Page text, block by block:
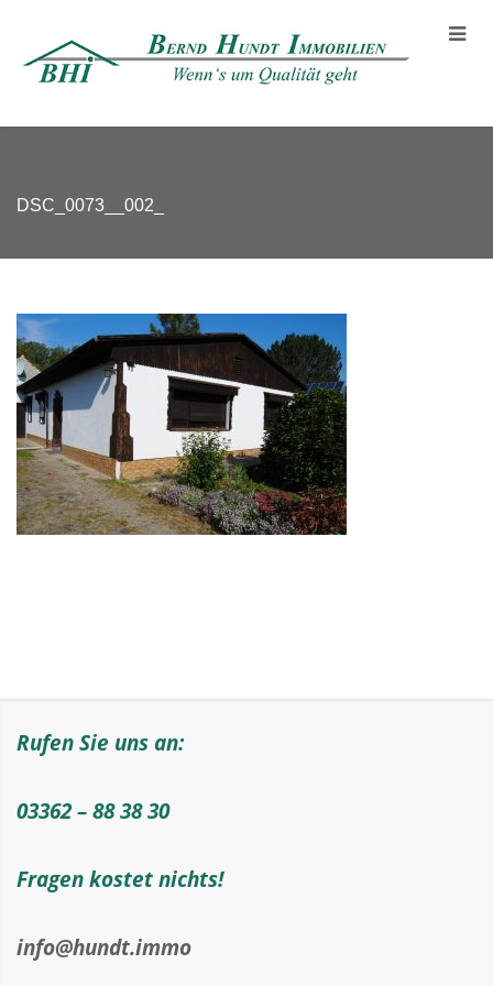
DSC_0073__002_
Rufen Sie uns an:
03362 – 88 38 30
Fragen kostet nichts!
info@hundt.immo